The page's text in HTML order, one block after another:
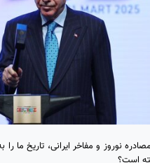
نوروز و مفاخر ایرانی، تاریخ